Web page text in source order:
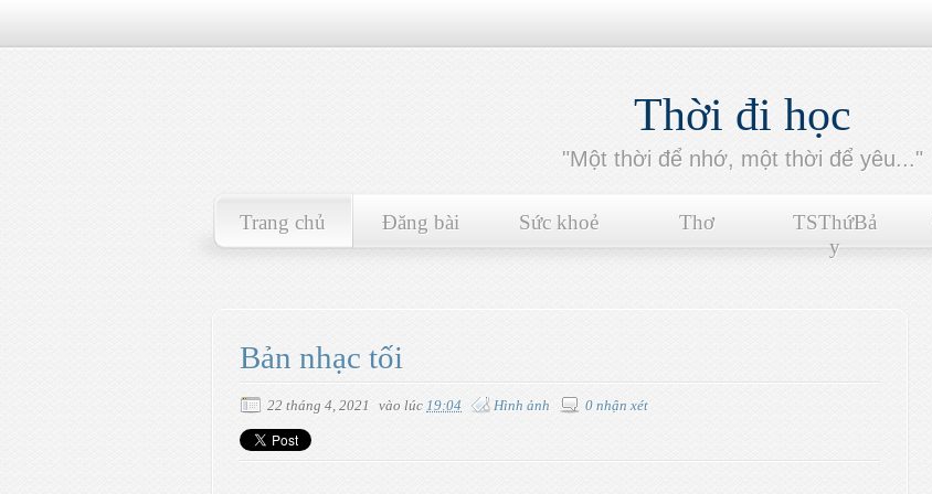
Thời đi học
"Một thời để nhớ, một thời để yêu..."
Trang chủ Đăng bài Sức khoẻ Thơ
TSThứBả
y
Bản nhạc tối
22 tháng 4, 2021 vào lúc 19:04 Hình ảnh 0 nhận xét